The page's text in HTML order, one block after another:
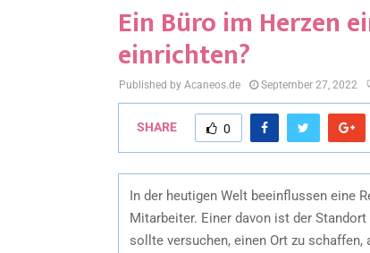
Ein Büro im Herzen
einrichten?
Published by Acaneos.de September 27, 2022
SHARE 0
In der heutigen Welt beeinflussen eine
Mitarbeiter. Einer davon ist der
sollte versuchen, einen Ort zu